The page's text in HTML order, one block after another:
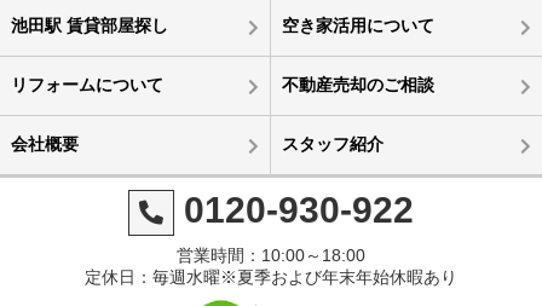
池田駅 賃貸部屋探し 空き家活用について
リフォームについて 不動産売却のご相談
会社概要 スタッフ紹介
0120-930-922
営業時間：10:00～18:00
定休日：毎週水曜※夏季および年末年始休暇あり